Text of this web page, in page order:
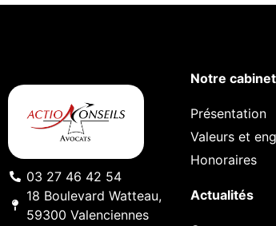
03 27 46 42 54
18 Boulevard Watteau,
59300 Valenciennes
Notre cabinet
Présentation
Valeurs et
Honoraires
Actualités